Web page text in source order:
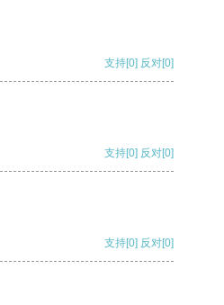
支持[0] 反对[0]
支持[0] 反对[0]
支持[0] 反对[0]